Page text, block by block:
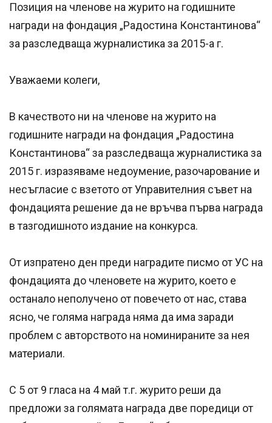
Позиция на членове на журито на годишните
награди на фондация „Радостина Константинова“
за разследваща журналистика за 2015-а г.
Уважаеми колеги,
В качеството ни на членове на журито на
годишните награди на фондация „Радостина
Константинова“ за разследваща журналистика за
2015 г. изразяваме недоумение, разочарование и
несъгласие с взетото от Управителния съвет на
фондацията решение да не връчва първа награда
в тазгодишното издание на конкурса.
От изпратено ден преди наградите писмо от УС на
фондацията до членовете на журито, което е
останало неполучено от повечето от нас, става
ясно, че голяма награда няма да има заради
проблем с авторството на номинираните за нея
материали.
С 5 от 9 гласа на 4 май т.г. журито реши да
предложи за голямата награда две поредици от